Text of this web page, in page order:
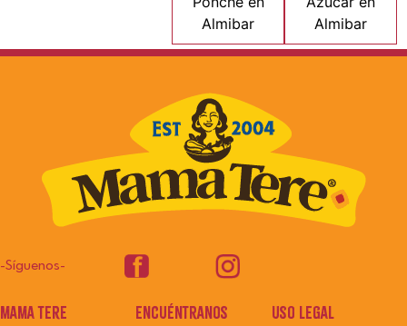
Almibar
Almibar
-Síguenos-
mama tere encuéntranos uso legal